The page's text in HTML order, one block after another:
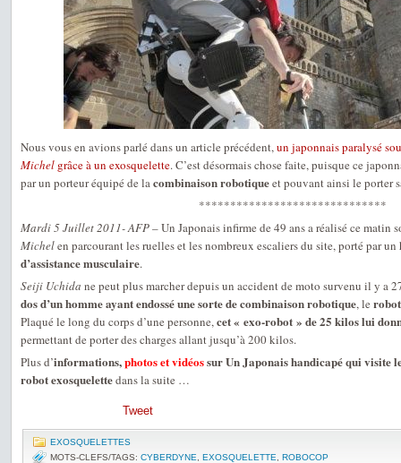
Nous vous en avions parlé dans un article précédent,un japonnais paralysé
Michel grâce à un exosquelette. C’est désormais chose faite, puisque ce
par un porteur équipé de lacombinaison robotiqueet pouvant ainsi le porter
******************************
Mardi 5 Juillet 2011- AFP– Un Japonais infirme de 49 ans a réalisé ce matin
Michelen parcourant les ruelles et les nombreux escaliers du site, porté par
d’assistance musculaire.
Seiji Uchida ne peut plus marcher depuis un accident de moto survenu il y a
dos d’un homme ayant endossé une sorte de combinaison robotique, le
Plaqué le long du corps d’une personne,cet « exo-robot » de 25 kilos lui
permettant de porter des charges allant jusqu’à 200 kilos.
Plus d’informations,photos et vidéossur Un Japonais handicapé qui visite
robot exosquelettedans la suite …
Tweet
EXOSQUELETTES
MOTS-CLEFS/TAGS: CYBERDYNE EXOSQUELETTE ROBOCOP